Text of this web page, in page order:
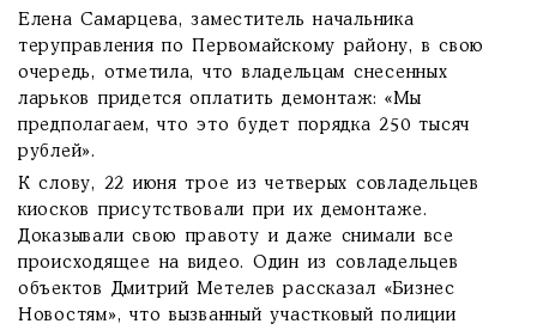
Елена Самарцева, заместитель начальника
теруправления по Первомайскому району, в свою
очередь, отметила, что владельцам снесенных
ларьков придется оплатить демонтаж: «Мы
предполагаем, что это будет порядка 250 тысяч
рублей».
К слову, 22 июня трое из четверых совладельцев
киосков присутствовали при их демонтаже.
Доказывали свою правоту и даже снимали все
происходящее на видео. Один из совладельцев
объектов Дмитрий Метелев рассказал «Бизнес
Новостям», что вызванный участковый полиции